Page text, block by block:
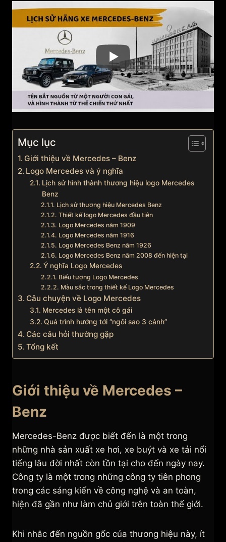
Mục lục
Giới thiệu về Mercedes – Benz
Logo Mercedes và ý nghĩa
Lịch sử hình thành thương hiệu logo Mercedes
Benz
Lịch sử thương hiệu Mercedes Benz
Thiết kế logo Mercedes đầu tiên
Logo Mercedes năm 1909
Logo Mercedes năm 1916
Logo Mercedes Benz năm 1926
Logo Mercedes Benz năm 2008 đến hiện tại
Ý nghĩa Logo Mercedes
Biểu tượng Logo Mercedes
Màu sắc trong thiết kế Logo Mercedes
Câu chuyện về Logo Mercedes
Mercedes là tên một cô gái
Quá trình hướng tới “ngôi sao 3 cánh”
Các câu hỏi thường gặp
Tổng kết
Giới thiệu về Mercedes –
Benz
Mercedes-Benz được biết đến là một trong
những nhà sản xuất xe hơi, xe buýt và xe tải nổi
tiếng lâu đời nhất còn tồn tại cho đến ngày nay.
Công ty là một trong những công ty tiên phong
trong các sáng kiến về công nghệ và an toàn,
hiện đã gần như làm chủ giới trên toàn thế giới.
Khi nhắc đến nguồn gốc của thương hiệu này, ít